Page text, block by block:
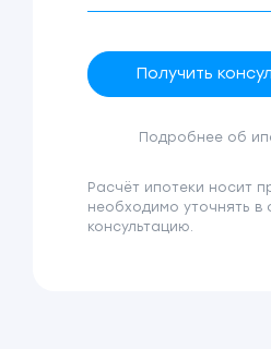
Получить
Подробнее об
Расчёт ипотеки носит
необходимо уточнять
консультацию.